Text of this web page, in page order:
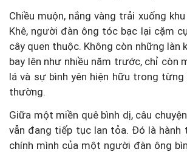
Chiều muộn, nắng vàng trải xuống
Khê, người đàn ông tóc bạc lại cặm
cây quen thuộc. Không còn những làn
bay lên như nhiều năm trước, chỉ còn
lá và sự bình yên hiện hữu trong từng
thường.
Giữa một miền quê bình dị, câu
vẫn đang tiếp tục lan tỏa. Đó là hành
chính mình của một người đàn ông